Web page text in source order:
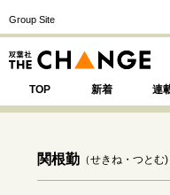
Group Site
TOP 新着 連
関根勤 （せきね・つとむ)